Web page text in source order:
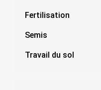
Fertilisation
Semis
Travail du sol